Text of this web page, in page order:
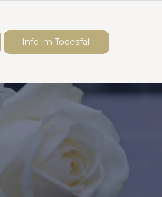
Info im Todesfall